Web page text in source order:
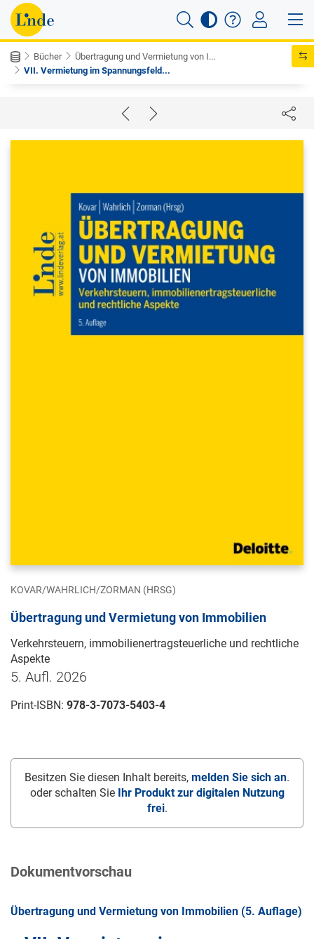
Bücher
Übertragung und Vermietung von I...
VII. Vermietung im Spannungsfeld...
KOVAR/WAHRLICH/ZORMAN (HRSG)
Übertragung und Vermietung von Immobilien
Verkehrsteuern, immobilienertragsteuerliche und rechtliche
Aspekte
5. Aufl. 2026
Print-ISBN: 978-3-7073-5403-4
Besitzen Sie diesen Inhalt bereits, melden Sie sich an.
oder schalten Sie Ihr Produkt zur digitalen Nutzung
frei.
Dokumentvorschau
Übertragung und Vermietung von Immobilien (5. Auflage)